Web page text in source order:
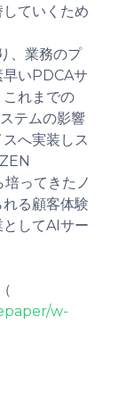
ていくため
、業務のプ
早いPDCAサ
れまでの
テムの影響
へ実装しス
ってきたノ
る顧客体験
してAIサー
w-